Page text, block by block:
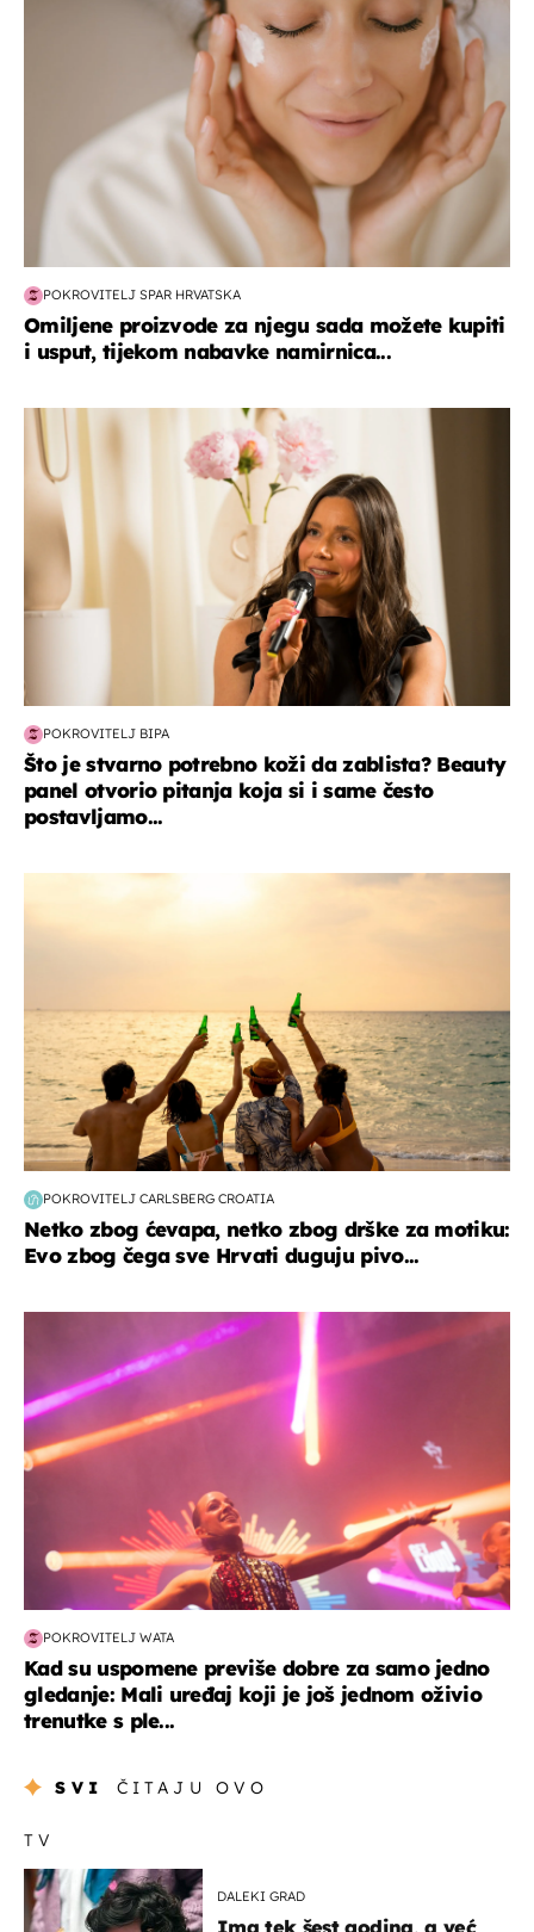
POKROVITELJ SPAR HRVATSKA
Omiljene proizvode za njegu sada možete kupiti
i usput, tijekom nabavke namirnica...
moda & ljepota
POKROVITELJ BIPA
Što je stvarno potrebno koži da zablista? Beauty
panel otvorio pitanja koja si i same često
postavljamo...
POKROVITELJ CARLSBERG CROATIA
Netko zbog ćevapa, netko zbog drške za motiku:
Evo zbog čega sve Hrvati duguju pivo...
POKROVITELJ WATA
Kad su uspomene previše dobre za samo jedno
gledanje: Mali uređaj koji je još jednom oživio
trenutke s ple...
SVI ČITAJU OVO
TV
DALEKI GRAD
Ima tek šest godina, a već